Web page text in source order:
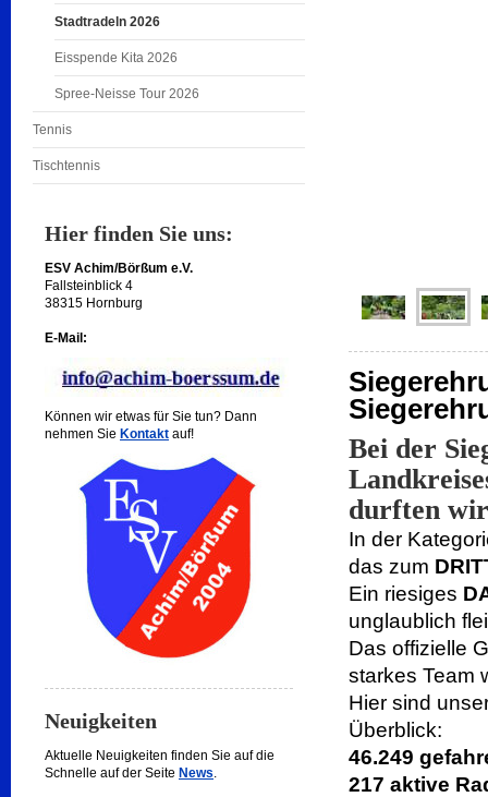
Stadtradeln 2026
Eisspende Kita 2026
Spree-Neisse Tour 2026
Tennis
Tischtennis
Hier finden Sie uns:
ESV Achim/Börßum e.V.
Fallsteinblick 4
38315 Hornburg
E-Mail:
Können wir etwas für Sie tun? Dann
nehmen Sie Kontakt auf!
Neuigkeiten
Aktuelle Neuigkeiten finden Sie auf die
Schnelle auf der Seite News.
Bei der
durften wir
In der
das zum
Ein riesiges
unglaublich
Das offizielle
starkes Team
Hier sind
Überblick:
46.249
217 aktive